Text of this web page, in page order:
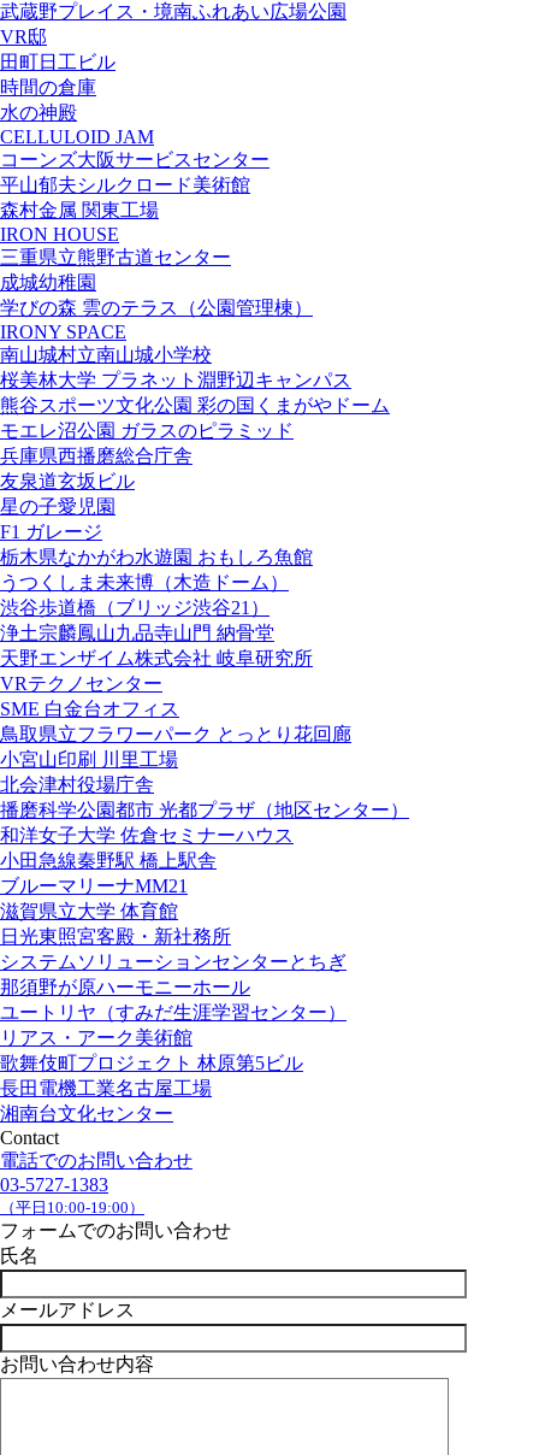
武蔵野プレイス・境南ふれあい広場公園
VR邸
田町日工ビル
時間の倉庫
水の神殿
CELLULOID JAM
コーンズ大阪サービスセンター
平山郁夫シルクロード美術館
森村金属 関東工場
IRON HOUSE
三重県立熊野古道センター
成城幼稚園
学びの森 雲のテラス（公園管理棟）
IRONY SPACE
南山城村立南山城小学校
桜美林大学 プラネット淵野辺キャンパス
熊谷スポーツ文化公園 彩の国くまがやドーム
モエレ沼公園 ガラスのピラミッド
兵庫県西播磨総合庁舎
友泉道玄坂ビル
星の子愛児園
F1 ガレージ
栃木県なかがわ水遊園 おもしろ魚館
うつくしま未来博（木造ドーム）
渋谷歩道橋（ブリッジ渋谷21）
浄土宗麟鳳山九品寺山門 納骨堂
天野エンザイム株式会社 岐阜研究所
VRテクノセンター
SME 白金台オフィス
鳥取県立フラワーパーク とっとり花回廊
小宮山印刷 川里工場
北会津村役場庁舎
播磨科学公園都市 光都プラザ（地区センター）
和洋女子大学 佐倉セミナーハウス
小田急線秦野駅 橋上駅舎
ブルーマリーナMM21
滋賀県立大学 体育館
日光東照宮客殿・新社務所
システムソリューションセンターとちぎ
那須野が原ハーモニーホール
ユートリヤ（すみだ生涯学習センター）
リアス・アーク美術館
歌舞伎町プロジェクト 林原第5ビル
長田電機工業名古屋工場
湘南台文化センター
Contact
電話でのお問い合わせ
03-5727-1383
（平日10:00-19:00）
フォームでのお問い合わせ
氏名
メールアドレス
お問い合わせ内容